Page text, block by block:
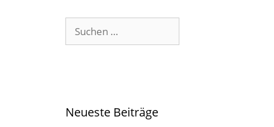
Suchen
nach:
Neueste Beiträge